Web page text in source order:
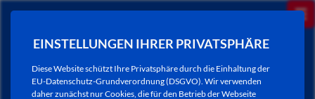
EINSTELLUNGEN IHRER PRIVATSPHÄRE
Diese Website schützt Ihre Privatsphäre durch die Einhaltung der
EU-Datenschutz-Grundverordnung (DSGVO). Wir verwenden
daher zunächst nur Cookies, die für den Betrieb der Webseite